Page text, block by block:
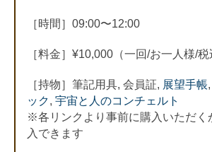
［時間］09:00〜12:00
［料金］¥10,000（一回/お一人様/税
［持物］筆記用具, 会員証, 展望手帳,
ック, 宇宙と人のコンチェルト
※各リンクより事前に購入いただく
入できます